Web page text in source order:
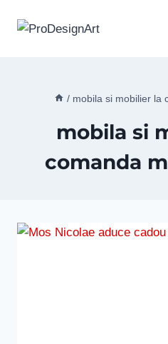
/ mobila si mobilier la
mobila si
comanda